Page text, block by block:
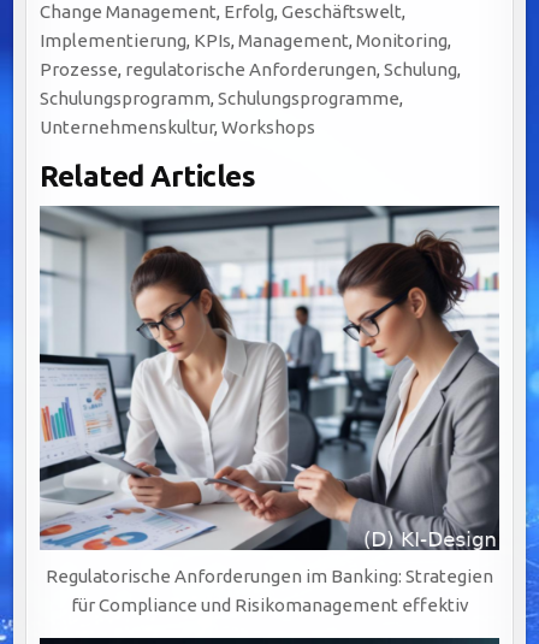
Change Management, Erfolg,Geschäftswelt,
Implementierung, KPIs,Management,Monitoring,
Prozesse, regulatorische Anforderungen,Schulung,
Schulungsprogramm,Schulungsprogramme,
Unternehmenskultur,Workshops
Related Articles
Regulatorische Anforderungen im Banking: Strategien
für Compliance und Risikomanagement effektiv